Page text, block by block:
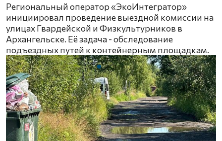
Региональный оператор «ЭкоИнтегратор»
инициировал проведение выездной комиссии на
улицах Гвардейской и Физкультурников в
Архангельске. Её задача - обследование
подъездных путей к контейнерным площадкам.